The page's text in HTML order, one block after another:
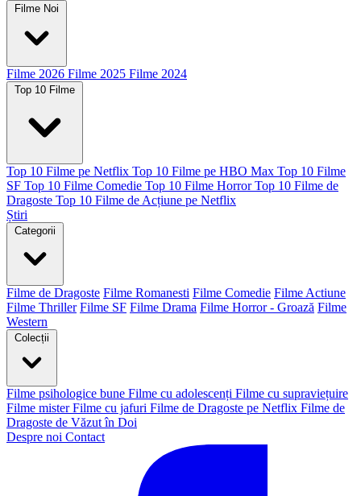
Filme Noi
Filme 2026 Filme 2025 Filme 2024
Top 10 Filme
Top 10 Filme pe Netflix Top 10 Filme pe HBO Max Top 10 Filme
SF Top 10 Filme Comedie Top 10 Filme Horror Top 10 Filme de
Dragoste Top 10 Filme de Acțiune pe Netflix
Știri
Categorii
Filme de Dragoste Filme Romanesti Filme Comedie Filme Actiune
Filme Thriller Filme SF Filme Drama Filme Horror - Groază Filme
Western
Colecții
Filme psihologice bune Filme cu adolescenți Filme cu supraviețuire
Filme mister Filme cu jafuri Filme de Dragoste pe Netflix Filme de
Dragoste de Văzut în Doi
Despre noi Contact